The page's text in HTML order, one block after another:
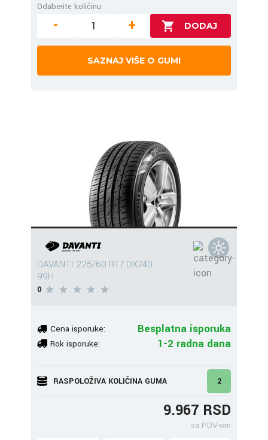
Odaberite količinu
- +
SAZNAJ VIŠE O GUMI
DAVANTI 225/60 R17 DX740
99H
0
Cena isporuke: Besplatna isporuka
Rok isporuke: 1-2 radna dana
RASPOLOŽIVA KOLIČINA GUMA 2
9.967 RSD
sa PDV-om